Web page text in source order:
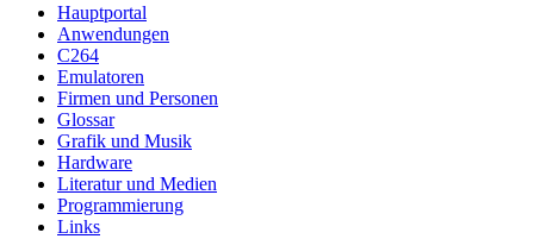
Hauptportal
Anwendungen
C264
Emulatoren
Firmen und Personen
Glossar
Grafik und Musik
Hardware
Literatur und Medien
Programmierung
Links